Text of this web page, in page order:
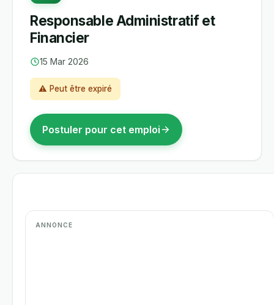
Responsable Administratif et
Financier
15 Mar 2026
⚠ Peut être expiré
Postuler pour cet emploi